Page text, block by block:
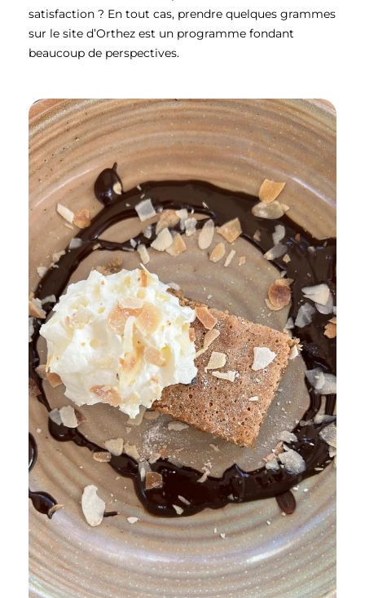
satisfaction ? En tout cas, prendre quelques grammes
sur le site d’Orthez est un programme fondant
beaucoup de perspectives.